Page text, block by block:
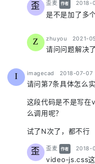
歪 歪麦 says:
作者 2018-
是不是加了多
Z zhuyou says:
2021-
请问问题解决
I imagecad says:
2018-07-07
请问第7条具体怎么实
这段代码是不是写
么调用呢？
试了N次了，都不行
歪 歪麦 says:
作者 2018-
video-js.css这